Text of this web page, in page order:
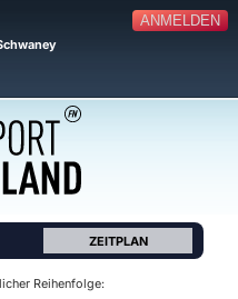
ANMELDEN
ZEITPLAN
Reihenfolge: